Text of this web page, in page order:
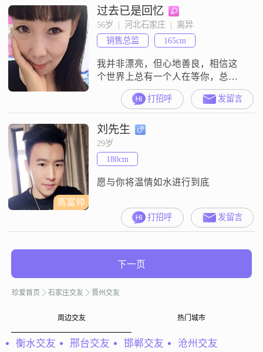
过去已是回忆
56岁  |  河北石家庄  |  离异
销售总监
165cm
我并非漂亮，但心地善良，相信这
个世界上总有一个人在等你，总有
一个人会给你安心的幸福。如果找
到这个人。这是上辈子修来的缘
分。我是真诚的，我的优点。对感
情专一，不会三心二意，我很会关
心人，照顾人也很善良诚实，更不
喜欢把感情当做游戏。我不在乎他
的背景，我的梦想其实很简单，就
是找一个真正适合自己的男人，互
打招呼 发留言
高富帅
刘先生
29岁
180cm
愿与你将温情如水进行到底
打招呼 发留言
下一页
珍爱首页 石家庄交友 晋州交友
周边交友 热门城市
衡水交友 邢台交友 邯郸交友 沧州交友